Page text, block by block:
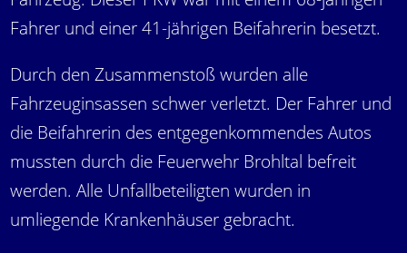
Fahrer und einer 41-jährigen Beifahrerin besetzt.
Durch den Zusammenstoß wurden alle
Fahrzeuginsassen schwer verletzt. Der Fahrer und
die Beifahrerin des entgegenkommendes Autos
mussten durch die Feuerwehr Brohltal befreit
werden. Alle Unfallbeteiligten wurden in
umliegende Krankenhäuser gebracht.